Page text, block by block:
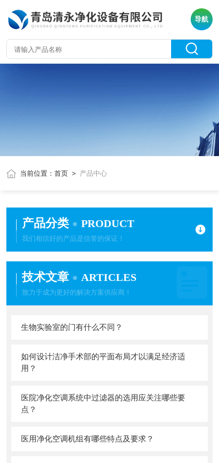
导航
当前位置：首页 > 产品中心
产品分类 PRODUCT
我们相信好的产品是信誉的保证！
技术文章 ARTICLES
致力于成为更好的解决方案供应商！
生物实验室的门有什么不同？
如何设计洁净手术部的平面布局才以满足经济适
用？
医院净化空调系统中过滤器的选用应关注哪些要
点？
医用净化空调机组有哪些特点及要求？